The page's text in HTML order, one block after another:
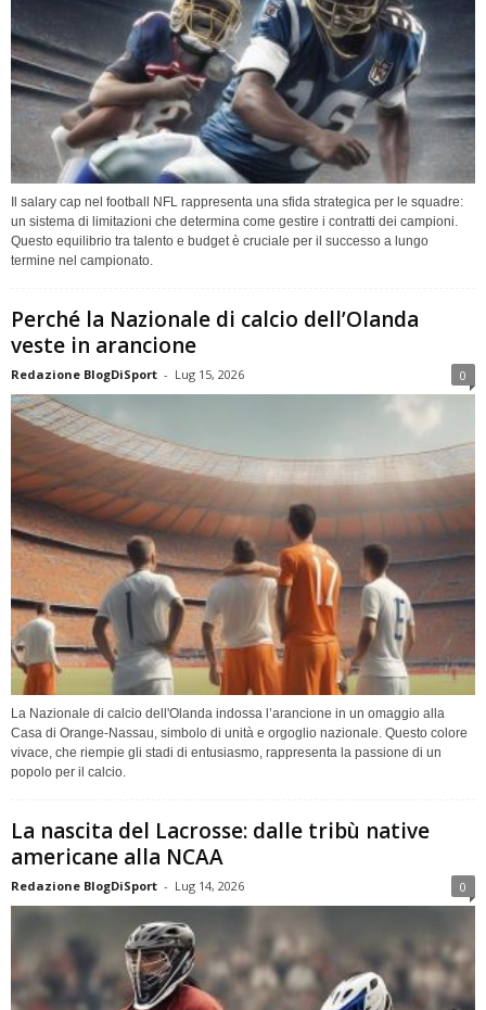
Il salary cap nel football NFL rappresenta una sfida strategica per le squadre:
un sistema di limitazioni che determina come gestire i contratti dei campioni.
Questo equilibrio tra talento e budget è cruciale per il successo a lungo
termine nel campionato.
Perché la Nazionale di calcio dell’Olanda
veste in arancione
Redazione BlogDiSport - Lug 15, 2026 0
La Nazionale di calcio dell'Olanda indossa l’arancione in un omaggio alla
Casa di Orange-Nassau, simbolo di unità e orgoglio nazionale. Questo colore
vivace, che riempie gli stadi di entusiasmo, rappresenta la passione di un
popolo per il calcio.
La nascita del Lacrosse: dalle tribù native
americane alla NCAA
Redazione BlogDiSport - Lug 14, 2026 0